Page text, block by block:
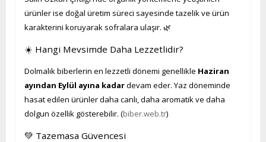
ürünler ise doğal üretim süreci sayesinde tazelik ve ürün
karakterini koruyarak sofralara ulaşır. 🌿
☀️ Hangi Mevsimde Daha Lezzetlidir?
Dolmalık biberlerin en lezzetli dönemi genellikle Haziran
ayından Eylül ayına kadardevam eder. Yaz döneminde
hasat edilen ürünler daha canlı, daha aromatik ve daha
dolgun özellik gösterebilir. (biber.web.tr)
💚 Tazemasa Güvencesi